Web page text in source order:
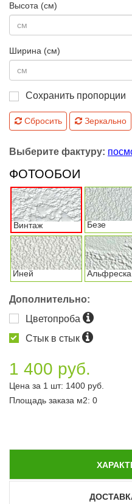
Высота (см)
Ширина (см)
Сохранить пропорции
Сбросить Зеркально
Выберите фактуру:
ФОТООБОИ
Винтаж Безе
Иней Альфреска
Дополнительно:
Цветопроба
Стык в стык
1 400 руб.
Цена за 1 шт: 1400 руб.
Площадь заказа м2: 0